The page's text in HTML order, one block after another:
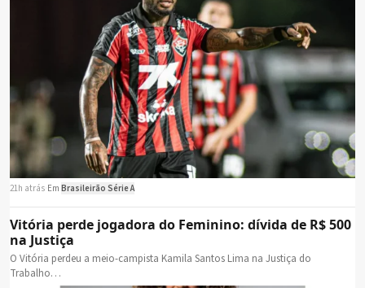
21h atrás Em Brasileirão Série A
Vitória perde jogadora do Feminino: dívida de R$ 500
na Justiça
O Vitória perdeu a meio-campista Kamila Santos Lima na Justiça do
Trabalho…